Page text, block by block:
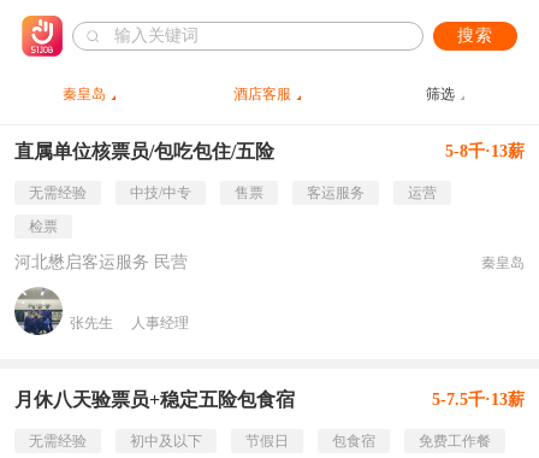
搜索
秦皇岛 酒店客服 筛选
直属单位核票员/包吃包住/五险 5-8千·13薪
无需经验 中技/中专 售票 客运服务
运营
检票
河北懋启客运服务 民营 秦皇岛
张先生 人事经理
月休八天验票员+稳定五险包食宿 5-7.5千·13薪
无需经验 初中及以下 节假日 包食宿
免费工作餐